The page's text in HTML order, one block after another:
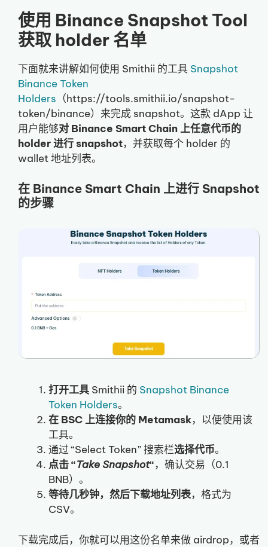
使用 Binance Snapshot Tool
获取 holder 名单
下面就来讲解如何使用 Smithii 的工具 Snapshot
Binance Token
Holders （https://tools.smithii.io/snapshot-
token/binance）来完成 snapshot。这款 dApp 让
用户能够对 Binance Smart Chain 上任意代币的
holder 进行 snapshot，并获取每个 holder 的
wallet 地址列表。
在 Binance Smart Chain 上进行 Snapshot
的步骤
打开工具 Smithii 的 Snapshot Binance
Token Holders。
在 BSC 上连接你的 Metamask，以便使用该
工具。
通过 “Select Token” 搜索栏选择代币。
点击 “Take Snapshot“，确认交易（0.1
BNB）。
等待几秒钟，然后下载地址列表，格式为
CSV。
下载完成后，你就可以用这份名单来做 airdrop，或者